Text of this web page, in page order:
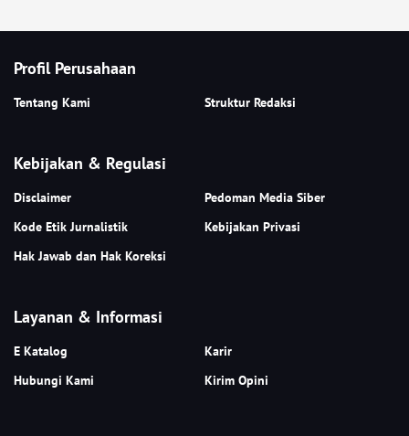
Profil Perusahaan
Tentang Kami Struktur Redaksi
Kebijakan & Regulasi
Disclaimer
Pedoman Media Siber
Kode Etik Jurnalistik
Kebijakan Privasi
Hak Jawab dan Hak Koreksi
Layanan & Informasi
E Katalog
Karir
Hubungi Kami
Kirim Opini